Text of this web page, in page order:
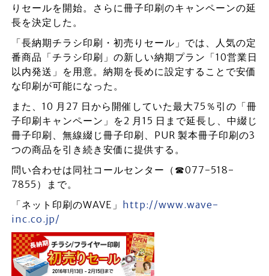
りセールを開始。さらに冊子印刷のキャンペーンの延
長を決定した。
「長納期チラシ印刷・初売りセール」では、人気の定
番商品「チラシ印刷」の新しい納期プラン「10営業日
以内発送」を用意。納期を長めに設定することで安価
な印刷が可能になった。
また、10 月27 日から開催していた最大75％引の「冊
子印刷キャンペーン」を2 月15 日まで延長し、中綴じ
冊子印刷、無線綴じ冊子印刷、PUR 製本冊子印刷の3
つの商品を引き続き安価に提供する。
問い合わせは同社コールセンター（☎077-518-
7855）まで。
「ネット印刷のWAVE」
http://www.wave-
inc.co.jp/